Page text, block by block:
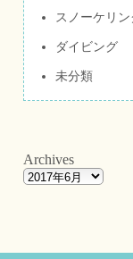
スノーケリン
ダイビング
未分類
Archives